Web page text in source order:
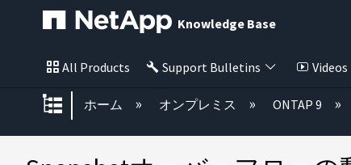
Knowledge Base
All Products Support Bulletins Videos
グローバル階層を展開/折りた
ホーム オンプレミス ONTAP 9